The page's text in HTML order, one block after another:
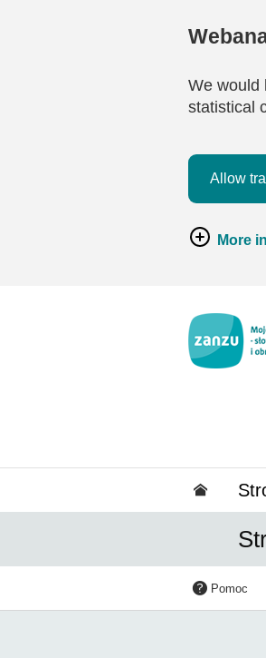
We would
statistical
Allow
More
Pomoc